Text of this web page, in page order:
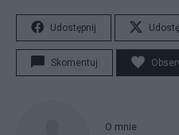
Udostępnij
Skomentuj
O mnie